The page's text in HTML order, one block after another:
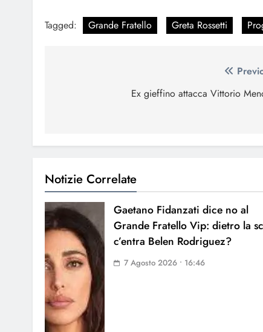
Tagged: Grande Fratello Greta Rossetti
Ex gieffino attacca Vittorio
Notizie Correlate
Gaetano Fidanzati dice no al
Grande Fratello Vip: dietro la
c’entra Belen Rodriguez?
7 Agosto 2026 • 16:46